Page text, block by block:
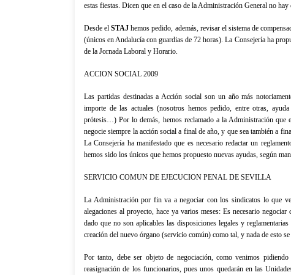
estas fiestas. Dicen que en el caso de la Administración General no hay
Desde elSTAJ hemos pedido, además, revisar el sistema de
(únicos en Andalucía con guardias de 72 horas).La Consejeríaha
de la Jornada Laboral y Horario.
ACCION SOCIAL 2009
Las partidas destinadas a Acción social son un año más
importe de las actuales (nosotros hemos pedido, entre otras,
prótesis…) Por lo demás, hemos reclamado a la Administración que
negocie siempre la acción social a final de año, y que sea también a
La Consejería ha manifestado que es necesario redactar un
hemos sido los únicos que hemos propuesto nuevas ayudas, según
SERVICIO COMUN DE EJECUCION PENAL DE SEVILLA
La Administraciónpor fin va a negociar con los sindicatos lo que
alegaciones al proyecto, hace ya varios meses: Es necesario
dado que no son aplicables las disposiciones legales y
creación del nuevo órgano (servicio común) como tal, y nada de esto
Por tanto, debe ser objeto de negociación, como venimos
reasignación de los funcionarios, pues unos quedarán en las